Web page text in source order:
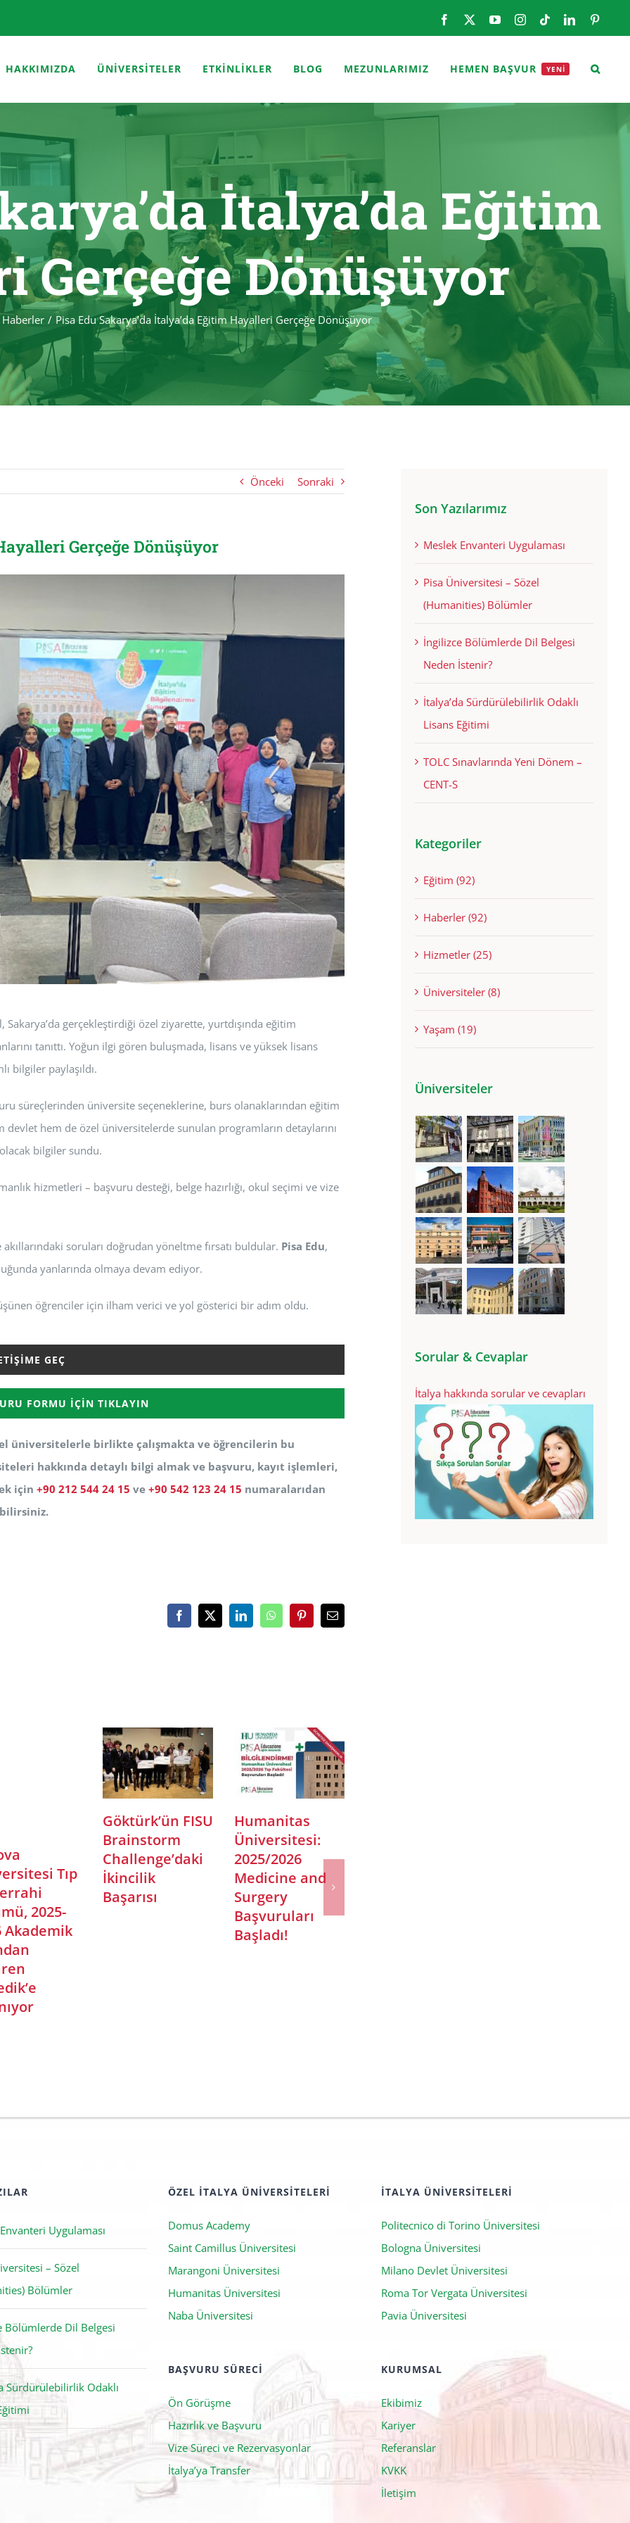
Facebook YouTubeInstagram
TiktokLinkedIn
HAKKIMIZDA ÜNİVERSİTELER ETKİNLİKLER BLOG MEZUNLARIMIZ HEMEN BAŞVUR YENİ
İtalya’da Eğitim
Gerçeğe Dönüşüyor
Haberler Pisa Edu Sakarya’da İtalya’da Eğitim Hayalleri Gerçeğe Dönüşüyor
Önceki Sonraki
Gerçeğe Dönüşüyor
gerçekleştirdiği özel ziyarette, yurtdışında eğitim
tanıttı. Yoğun ilgi gören buluşmada, lisans ve yüksek lisans
bilgiler paylaşıldı.
süreçlerinden üniversite seçeneklerine, burs olanaklarından eğitim
devlet hem de özel üniversitelerde sunulan programların detaylarını
bilgiler sundu.
hizmetleri – başvuru desteği, belge hazırlığı, okul seçimi ve vize
soruları doğrudan yöneltme fırsatı buldular. Pisa Edu,
yanlarında olmaya devam ediyor.
öğrenciler için ilham verici ve yol gösterici bir adım oldu.
GEÇ
FORMU İÇIN TIKLAYIN
üniversitelerle birlikte çalışmakta ve öğrencilerin bu
hakkında detaylı bilgi almak ve başvuru, kayıt işlemleri,
için +90 212 544 24 15 ve +90 542 123 24 15 numaralarıdan
Facebook
X LinkedInWhatsAppPinterest
E-
posta
İçin
Gösterici Bir
Meslek
Envanteri
Uygulaması
İtalya Eğitim
Günleri – 2025
Ankara Etkinliği
Gerçekleşti!
Son Yazılarımız
Meslek Envanteri Uygulaması
Pisa Üniversitesi – Sözel
(Humanities) Bölümler
İngilizce Bölümlerde Dil Belgesi
Neden İstenir?
İtalya’da Sürdürülebilirlik Odaklı
Lisans Eğitimi
TOLC Sınavlarında Yeni Dönem –
CENT-S
Kategoriler
Eğitim (92)
Haberler (92)
Hizmetler (25)
Üniversiteler (8)
Yaşam (19)
Üniversiteler
Sorular & Cevaplar
İtalya hakkında sorular ve cevapları
– Sözel
Bölümler
Sürdürülebilirlik Odaklı
Domus Academy
Saint Camillus Üniversitesi
Marangoni Üniversitesi
Humanitas Üniversitesi
Naba Üniversitesi
Ön Görüşme
Hazırlık ve Başvuru
Vize Süreci ve Rezervasyonlar
İtalya’ya Transfer
Politecnico di Torino Üniversitesi
Bologna Üniversitesi
Milano Devlet Üniversitesi
Roma Tor Vergata Üniversitesi
Pavia Üniversitesi
Ekibimiz
Kariyer
Referanslar
KVKK
İletişim